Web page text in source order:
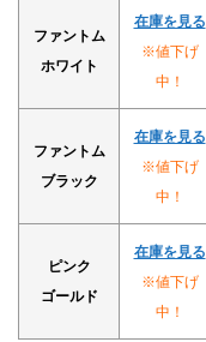
ファントム
ホワイト
在庫を見る
※値下げ
中！
ファントム
ブラック
在庫を見る
※値下げ
中！
ピンク
ゴールド
在庫を見る
※値下げ
中！